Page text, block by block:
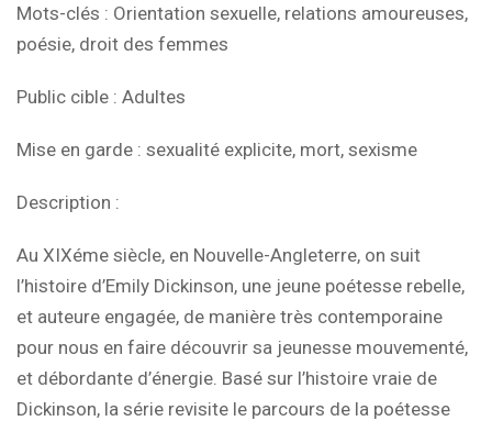
Mots-clés : Orientation sexuelle, relations amoureuses,
poésie, droit des femmes
Public cible : Adultes
Mise en garde : sexualité explicite, mort, sexisme
Description :
Au XIXéme siècle, en Nouvelle-Angleterre, on suit
l’histoire d’Emily Dickinson, une jeune poétesse rebelle,
et auteure engagée, de manière très contemporaine
pour nous en faire découvrir sa jeunesse mouvementé,
et débordante d’énergie. Basé sur l’histoire vraie de
Dickinson, la série revisite le parcours de la poétesse